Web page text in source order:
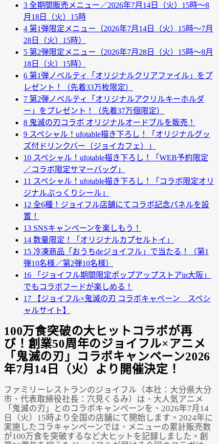
3 全期間販売メニュー／2026年7月14日（火）15時～8
月18日（火）15時
4 第1弾限定メニュー（2026年7月14日（火）15時～7月
28日（火）15時）
5 第2弾限定メニュー（2026年7月28日（火）15時～8月
18日（火）15時）
6 第1弾ノベルティ「オリジナルクリアファイル」をプ
レゼント！（先着33万枚限定）
7 第2弾ノベルティ「オリジナルアクリルキーホルダ
ー」をプレゼント！（先着37万個限定）
8 鬼滅の刃コラボ オリジナルオードブルを販売！
9 スペシャル！ufotable描き下ろし！「オリジナルグッ
ズ付ドリンクバー（ジョイカフェ）」
10 スペシャル！ufotable描き下ろし！「WEB予約限定
／コラボ限定サマーバッグ」
11 スペシャル！ufotable描き下ろし！「コラボ限定オリ
ジナルぷっくりシール」
12 全6種！ジョイフル店舗にてコラボ記念パネルを設
置！
13 SNSキャンペーンを楽しもう！
14 数量限定！「オリジナルカプセルトイ」
15 冷凍商品「おうちdeジョイフル」で当たる！（第1
弾10名様／第2弾10名様）
16 「ジョイフル期間限定ポップアップストアin大阪」
でもコラボフードが楽しめる！
17 【ジョイフル×鬼滅の刃 コラボキャペーン スペシ
ャルサイト】
100万食突破の大ヒットコラボが再
び！創業50周年のジョイフル×アニメ
「鬼滅の刃」コラボキャンペーン2026
年7月14日（火）より開催決定！
ファミリーレストランのジョイフル（本社：大分県大分
市、代表取締役社長：穴見くるみ）は、大人気アニメ
「鬼滅の刃」とのコラボキャンペーンを、2026年7月14
日（火）15時より全国の店舗にて開始します。2024年に
実施したコラキャンペーンでは、メニューの累計販売数
が100万食を突破するなど大ヒットを記録しました。創